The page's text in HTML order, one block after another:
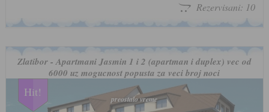
Rezervisani: 10
Zlatibor - Apartmani Jasmin 1 i 2 (apartman i duplex) vec od
6000 uz mogucnost popusta za veci broj noci
Hit!
preostalo vreme